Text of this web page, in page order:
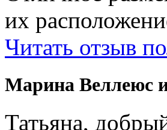
их
Читать отзыв
Марина Веллеюс
Татьяна,